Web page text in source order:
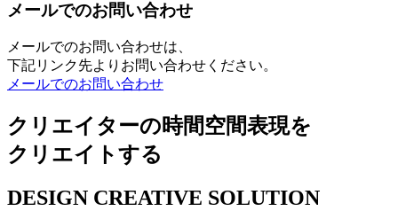
メールでのお問い合わせ
メールでのお問い合わせは、
下記リンク先よりお問い合わせください。
メールでのお問い合わせ
クリエイターの時間空間表現を
クリエイトする
DESIGN CREATIVE SOLUTION